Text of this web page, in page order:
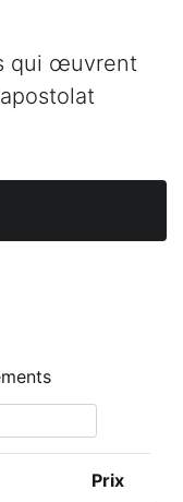
qui œuvrent
Prix